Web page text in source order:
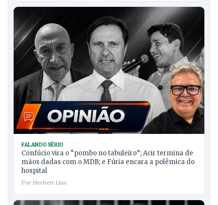
FALANDO SÉRIO
Confúcio vira o “pombo no tabuleiro”; Acir termina de
mãos dadas com o MDB; e Fúria encara a polêmica do
hospital
Por Herbert Lins